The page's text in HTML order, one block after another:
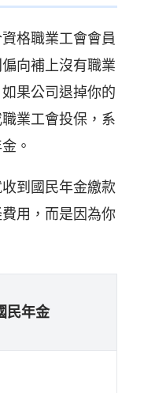
格職業工會會員
向補上沒有職業
果公司退掉你的
業工會投保，系
。
到國民年金繳款
用，而是因為你
民年金